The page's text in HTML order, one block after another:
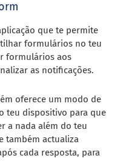
que te permite
formulários no teu
formulários aos
as notificações.
oferece um modo de
teu dispositivo para que
a nada além do teu
também actualiza
cada resposta, para